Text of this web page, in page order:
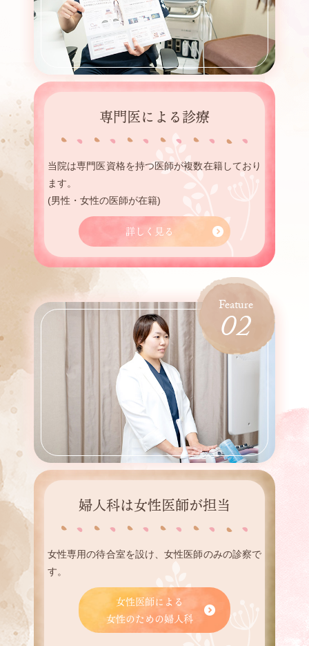
専門医による診療
当院は専門医資格を持つ医師が複数在籍しており
ます。
(男性・女性の医師が在籍)
詳しく見る
02
婦人科は女性医師が担当
女性専用の待合室を設け、女性医師のみの診察で
す。
女性医師による
女性のための婦人科